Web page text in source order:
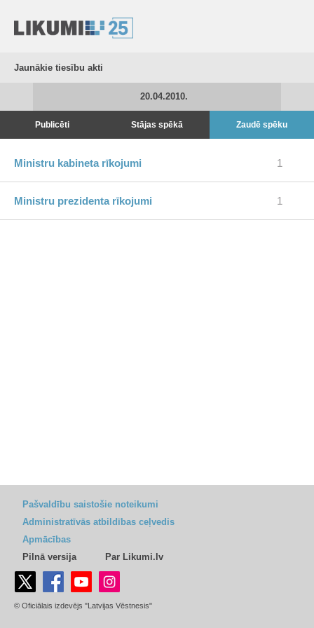
Jaunākie tiesību akti
20.04.2010.
Publicēti Stājas spēkā Zaudē spēku
Ministru kabineta rīkojumi 1
Ministru prezidenta rīkojumi 1
Pašvaldību saistošie noteikumi
Administratīvās atbildības ceļvedis
Apmācības
Pilnā versija
Par Likumi.lv
© Oficiālais izdevējs "Latvijas Vēstnesis"